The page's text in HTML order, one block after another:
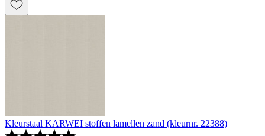
Kleurstaal KARWEI stoffen lamellen zand (kleurnr. 22388)